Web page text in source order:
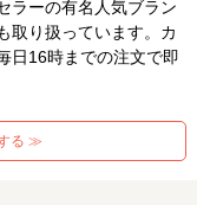
ラーの有名人気ブラン
取り扱っています。カ
日16時までの注文で即
る ≫